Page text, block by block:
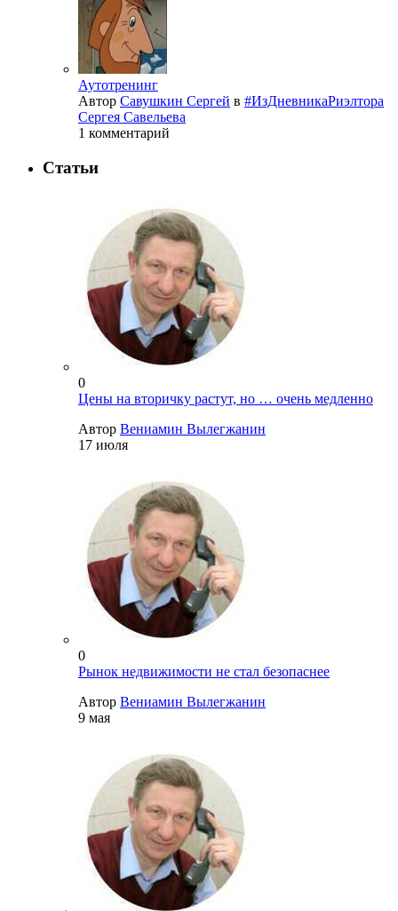
Аутотренинг
Автор Савушкин Сергей в #ИзДневникаРиэлтора
Сергея Савельева
1 комментарий
Статьи
0
Цены на вторичку растут, но … очень медленно
Автор Вениамин Вылегжанин
17 июля
0
Рынок недвижимости не стал безопаснее
Автор Вениамин Вылегжанин
9 мая